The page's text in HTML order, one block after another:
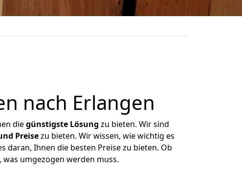
nach Erlangen
diegünstigste Lösung zu bieten. Wir sind
Preisezu bieten. Wir wissen, wie wichtig es
daran, Ihnen die besten Preise zu bieten. Ob
umgezogen werden muss.